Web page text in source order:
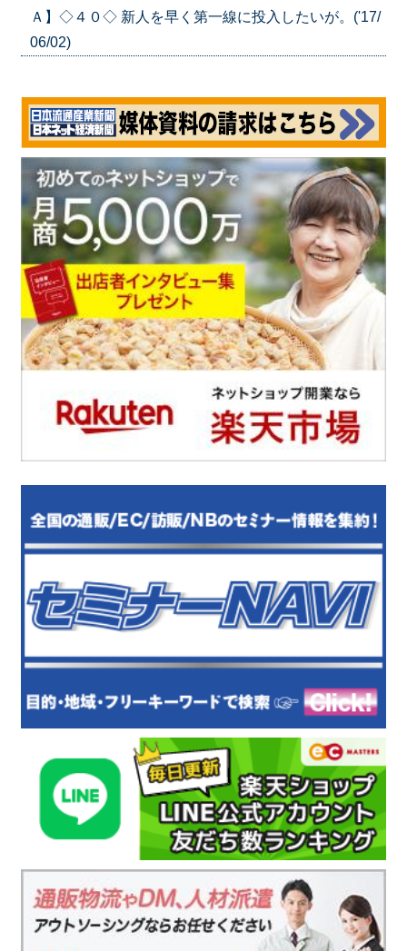
Ａ】◇４０◇ 新人を早く第一線に投入したいが。('17/
06/02)